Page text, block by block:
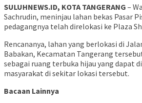
SULUHNEWS.ID, KOTA TANGERANG –
Sachrudin, meninjau lahan bekas Pasar
pedagangnya telah direlokasi ke Plaza
Rencananya, lahan yang berlokasi di
Babakan, Kecamatan Tangerang
sebagai ruang terbuka hijau yang dapat
masyarakat di sekitar lokasi tersebut.
Bacaan Lainnya